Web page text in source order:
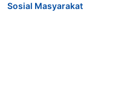
Sosial Masyarakat